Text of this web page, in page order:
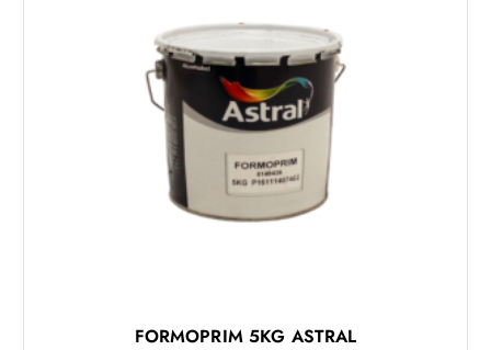
FORMOPRIM 5KG ASTRAL